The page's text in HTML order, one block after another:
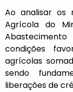
Ao analisar os
Agrícola do
condições
agrícolas
sendo
liberações de